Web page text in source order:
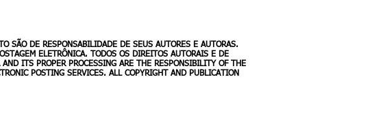
SÃO DE RESPONSABILIDADE DE SEUS AUTORES E AUTORAS.
ELETRÔNICA. TODOS OS DIREITOS AUTORAIS E DE
ITS PROPER PROCESSING ARE THE RESPONSIBILITY OF THE
POSTING SERVICES. ALL COPYRIGHT AND PUBLICATION